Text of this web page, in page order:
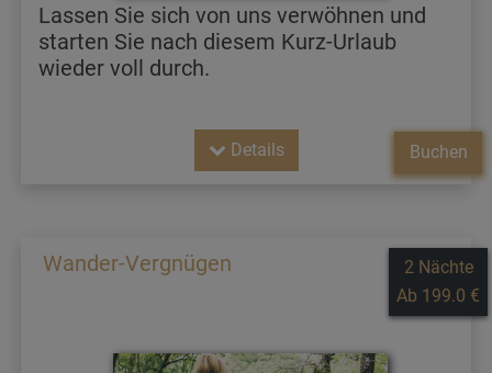
Lassen Sie sich von uns verwöhnen und
starten Sie nach diesem Kurz-Urlaub
wieder voll durch.
Buchen
Details
Wander-Vergnügen
2 Nächte
Ab 199.0 €